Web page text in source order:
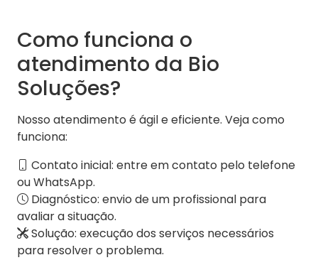
Como funciona o
atendimento da Bio
Soluções?
Nosso atendimento é ágil e eficiente. Veja como
funciona:
Contato inicial: entre em contato pelo telefone
ou WhatsApp.
Diagnóstico: envio de um profissional para
avaliar a situação.
Solução: execução dos serviços necessários
para resolver o problema.